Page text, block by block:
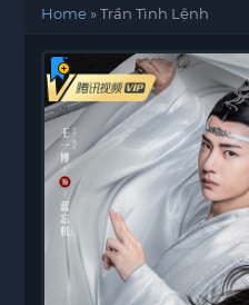
Home»Trần Tình Lệnh